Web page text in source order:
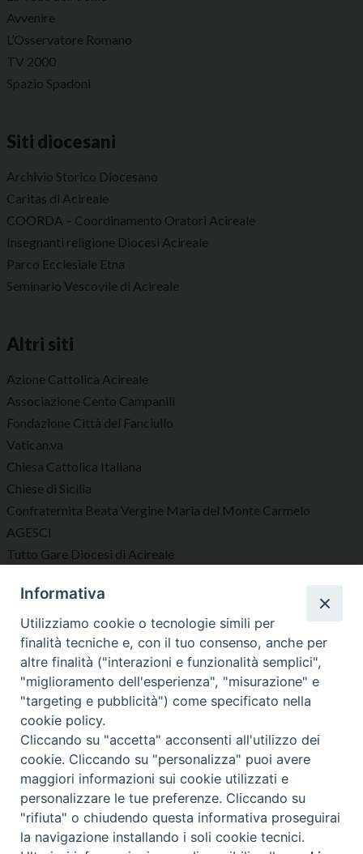
Avvenire
L’Osservatore Romano
TV 2000
Spazio Spadoni
Siti diocesani
Archivio Storico Diocesano
Caritas di Acireale
COORDA – Coordinamento Oratori Acireale
Insegnanti religione Diocesi Acireale
Parco Ecclesiale Etna
Seminario Vescovile di Acireale
Altri siti
Azione Cattolica Acireale
Associazione Cento Campanili
Fondazione Città del Fanciullo
Vatican.va
Chiesa Cattolica Italiana
Chiese di Sicilia
Confraternita Beata Vergine Maria del Monte Carmelo
AGESCI
Tutto Gare Diocesi di Acireale
Diocesi di Acireale
Copyright © 2023 Diocesi di Acireale
Informativa
Utilizziamo cookie o tecnologie simili per
finalità tecniche e, con il tuo consenso, anche per
altre finalità ("interazioni e funzionalità semplici",
"miglioramento dell'esperienza", "misurazione" e
"targeting e pubblicità") come specificato nella
cookie policy.
Cliccando su "accetta" acconsenti all'utilizzo dei
cookie. Cliccando su "personalizza" puoi avere
maggiori informazioni sui cookie utilizzati e
personalizzare le tue preferenze. Cliccando su
"rifiuta" o chiudendo questa informativa proseguirai
la navigazione installando i soli cookie tecnici.